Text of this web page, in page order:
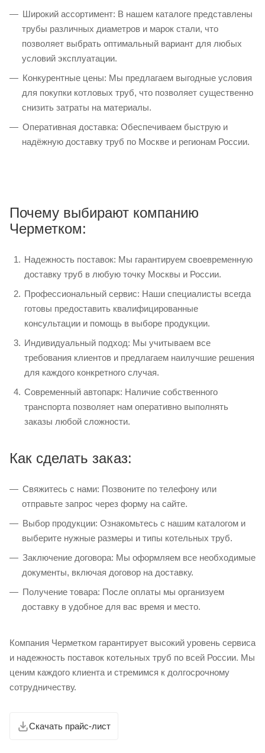
Широкий ассортимент: В нашем каталоге представлены
трубы различных диаметров и марок стали, что
позволяет выбрать оптимальный вариант для любых
условий эксплуатации.
Конкурентные цены: Мы предлагаем выгодные условия
для покупки котловых труб, что позволяет существенно
снизить затраты на материалы.
Оперативная доставка: Обеспечиваем быструю и
надёжную доставку труб по Москве и регионам России.
Почему выбирают компанию
Черметком:
Надежность поставок: Мы гарантируем своевременную
доставку труб в любую точку Москвы и России.
Профессиональный сервис: Наши специалисты всегда
готовы предоставить квалифицированные
консультации и помощь в выборе продукции.
Индивидуальный подход: Мы учитываем все
требования клиентов и предлагаем наилучшие решения
для каждого конкретного случая.
Современный автопарк: Наличие собственного
транспорта позволяет нам оперативно выполнять
заказы любой сложности.
Как сделать заказ:
Свяжитесь с нами: Позвоните по телефону или
отправьте запрос через форму на сайте.
Выбор продукции: Ознакомьтесь с нашим каталогом и
выберите нужные размеры и типы котельных труб.
Заключение договора: Мы оформляем все необходимые
документы, включая договор на доставку.
Получение товара: После оплаты мы организуем
доставку в удобное для вас время и место.
Компания Черметком гарантирует высокий уровень сервиса
и надежность поставок котельных труб по всей России. Мы
ценим каждого клиента и стремимся к долгосрочному
сотрудничеству.
Скачать прайс-лист